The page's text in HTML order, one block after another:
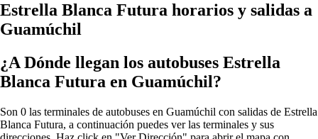
Estrella Blanca Futura horarios y salidas a
Guamúchil
¿A Dónde llegan los autobuses Estrella
Blanca Futura en Guamúchil?
Son 0 las terminales de autobuses en Guamúchil con salidas de Estrella
Blanca Futura, a continuación puedes ver las terminales y sus